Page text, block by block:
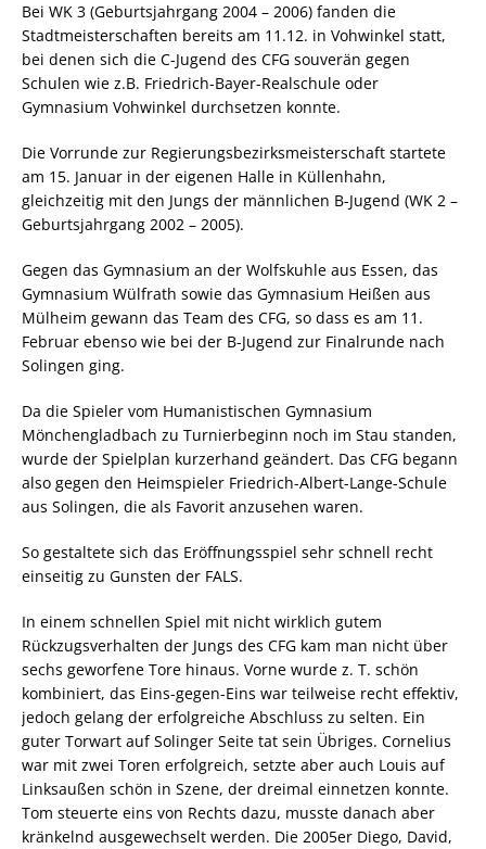
Bei WK 3 (Geburtsjahrgang 2004 – 2006) fanden die
Stadtmeisterschaften bereits am 11.12. in Vohwinkel statt,
bei denen sich die C-Jugend des CFG souverän gegen
Schulen wie z.B. Friedrich-Bayer-Realschule oder
Gymnasium Vohwinkel durchsetzen konnte.
Die Vorrunde zur Regierungsbezirksmeisterschaft startete
am 15. Januar in der eigenen Halle in Küllenhahn,
gleichzeitig mit den Jungs der männlichen B-Jugend (WK 2 –
Geburtsjahrgang 2002 – 2005).
Gegen das Gymnasium an der Wolfskuhle aus Essen, das
Gymnasium Wülfrath sowie das Gymnasium Heißen aus
Mülheim gewann das Team des CFG, so dass es am 11.
Februar ebenso wie bei der B-Jugend zur Finalrunde nach
Solingen ging.
Da die Spieler vom Humanistischen Gymnasium
Mönchengladbach zu Turnierbeginn noch im Stau standen,
wurde der Spielplan kurzerhand geändert. Das CFG begann
also gegen den Heimspieler Friedrich-Albert-Lange-Schule
aus Solingen, die als Favorit anzusehen waren.
So gestaltete sich das Eröffnungsspiel sehr schnell recht
einseitig zu Gunsten der FALS.
In einem schnellen Spiel mit nicht wirklich gutem
Rückzugsverhalten der Jungs des CFG kam man nicht über
sechs geworfene Tore hinaus. Vorne wurde z. T. schön
kombiniert, das Eins-gegen-Eins war teilweise recht effektiv,
jedoch gelang der erfolgreiche Abschluss zu selten. Ein
guter Torwart auf Solinger Seite tat sein Übriges. Cornelius
war mit zwei Toren erfolgreich, setzte aber auch Louis auf
Linksaußen schön in Szene, der dreimal einnetzen konnte.
Tom steuerte eins von Rechts dazu, musste danach aber
kränkelnd ausgewechselt werden. Die 2005er Diego, David,